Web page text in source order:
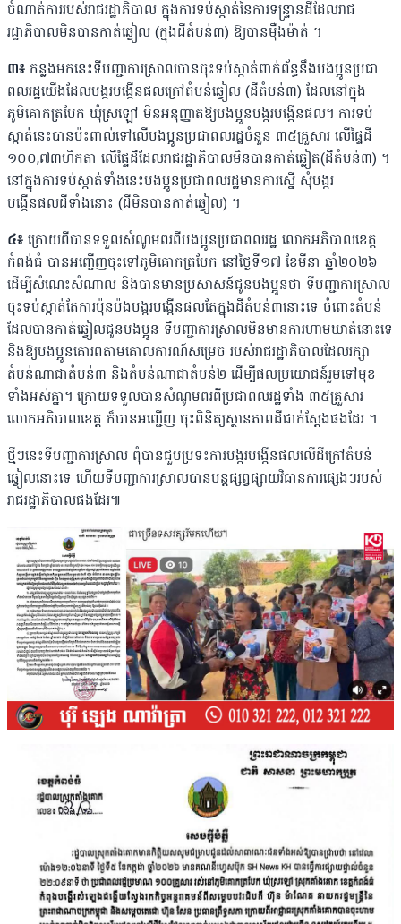
ចំណាត់ការរបស់រាជរដ្ឋាភិបាល ក្នុងការទប់ស្កាត់នៃការទន្ទ្រានដីដែលរាជ
រដ្ឋាភិបាលមិនបានកាត់ឆ្វៀល (ក្នុងដីតំបន់៣) ឱ្យបានម៉ឺងម៉ាត់ ។
៣៖ កន្លងមកនេះទីបញ្ជាការស្រាលបានចុះទប់ស្កាត់ពាក់ព័ន្ធនឹងបងប្អូនប្រជា
ពលរដ្ឋយើងដែលបង្ករបង្កើនផលក្រៅតំបន់ឆ្វៀល (ដីតំបន់៣) ដែលនៅក្នុង
ភូមិគោកត្របែក ឃុំស្រឡៅ មិនអនុញ្ញាតឱ្យបងប្អូនបង្ករបង្កើនផល។ ការទប់
ស្កាត់នេះបានប៉ះពាល់ទៅលើបងប្អូនប្រជាពលរដ្ឋចំនួន ៣៥គ្រួសារ លើផ្ទៃដី
១០០,៧៣ហិកតា លើផ្ទៃដីដែលរាជរដ្ឋាភិបាលមិនបានកាត់ឆ្លៀត(ដីតំបន់៣) ។
នៅក្នុងការទប់ស្កាត់ទាំងនេះបងប្អូនប្រជាពលរដ្ឋមានការស្នើ សុំបង្ករ
បង្កើនផលដីទាំងនោះ (ដីមិនបានកាត់ឆ្វៀល) ។
៤៖ ក្រោយពីបានទទួលសំណូមពរពីបងប្អូនប្រជាពលរដ្ឋ លោកអភិបាលខេត្ត
កំពង់ធំ បានអញ្ជើញចុះទៅភូមិគោកត្របែក នៅថ្ងៃទី១៧ ខែមីនា ឆ្នាំ២០២៦
ដើម្បីសំណេះសំណាល និងបានមានប្រសាសន៍ជូនបងប្អូនថា ទីបញ្ជាការស្រាល
ចុះទប់ស្កាត់តែការប៉ុនប៉ងបង្ករបង្កើនផលតែក្នុងដីតំបន់៣នោះទេ ចំពោះតំបន់
ដែលបានកាត់ឆ្វៀលជូនបងប្អូន ទីបញ្ជាការស្រាលមិនមានការហាមឃាត់នោះទេ
និងឱ្យបងប្អូនគោរពតាមគោលការណ៍សម្រេច របស់រាជរដ្ឋាភិបាលដែលរក្សា
តំបន់ណាជាតំបន់៣ និងតំបន់ណាជាតំបន់២ ដើម្បីផលប្រយោជន៍រួមទៅមុខ
ទាំងអស់គ្នា។ ក្រោយទទួលបានសំណូមពរពីប្រជាពលរដ្ឋទាំង ៣៥គ្រួសារ
លោកអភិបាលខេត្ត ក៏បានអញ្ជើញ ចុះពិនិត្យស្ថានភាពដីជាក់ស្តែងផងដែរ ។
ថ្មីៗនេះទីបញ្ជាការស្រាល ពុំបានជួបប្រទះការបង្ករបង្កើនផលលើដីក្រៅតំបន់
ឆ្វៀលនោះទេ ហើយទីបញ្ជាការស្រាលបានបន្តផ្សព្វផ្សាយវិធានការផ្សេងៗរបស់
រាជរដ្ឋាភិបាលផងដែរ៕